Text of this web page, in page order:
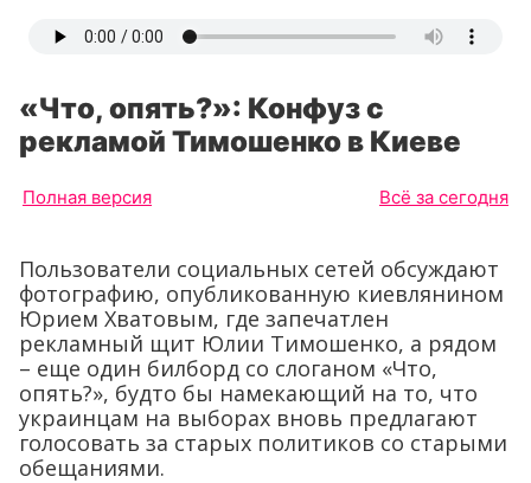
«Что, опять?»: Конфуз с
рекламой Тимошенко в Киеве
Полная версия Всё за сегодня
Пользователи социальных сетей обсуждают
фотографию, опубликованную киевлянином
Юрием Хватовым, где запечатлен
рекламный щит Юлии Тимошенко, а рядом
– еще один билборд со слоганом «Что,
опять?», будто бы намекающий на то, что
украинцам на выборах вновь предлагают
голосовать за старых политиков со старыми
обещаниями.